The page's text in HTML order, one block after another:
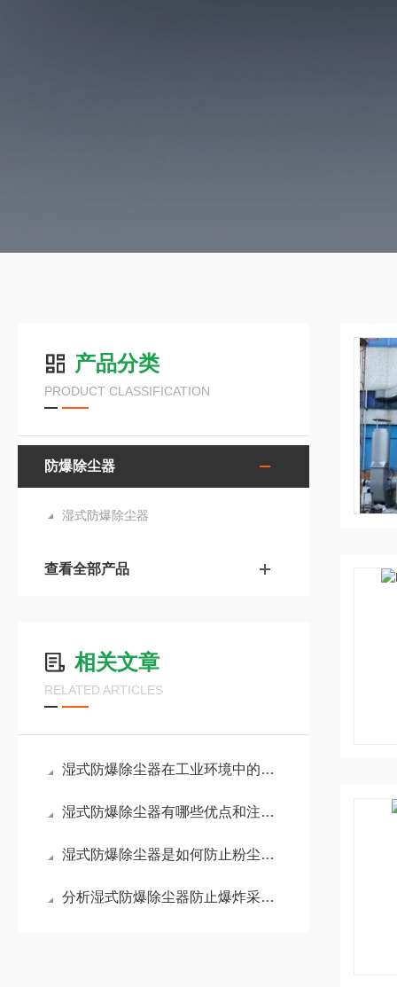
产品分类
PRODUCT CLASSIFICATION
防爆除尘器
湿式防爆除尘器
查看全部产品
相关文章
RELATED ARTICLES
湿式防爆除尘器在工业环境中的重要作用
湿式防爆除尘器有哪些优点和注意事项是我们不知道的？
湿式防爆除尘器是如何防止粉尘爆炸的
分析湿式防爆除尘器防止爆炸采用的技术措施